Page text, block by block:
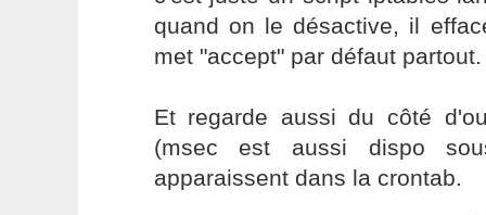
quand on le désactive, il
met "accept" par défaut partout.
Et regarde aussi du côté
(msec est aussi dispo
apparaissent dans la crontab.